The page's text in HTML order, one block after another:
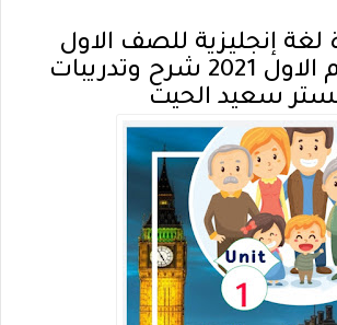
إنجليزية للصف الاول
الاعدادي الترم الاول 2021 شرح وتدريبات
سعيد الحيت